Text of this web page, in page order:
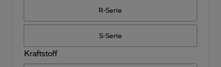
R-Serie
S-Serie
Kraftstoff